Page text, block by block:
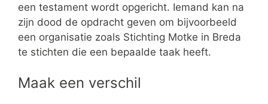
een testament wordt opgericht. Iemand kan na
zijn dood de opdracht geven om bijvoorbeeld
een organisatie zoals Stichting Motke in Breda
te stichten die een bepaalde taak heeft.
Maak een verschil